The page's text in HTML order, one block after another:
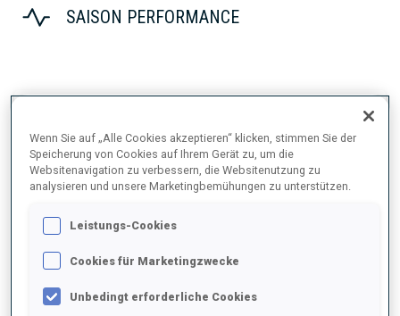
SAISON PERFORMANCE
PERFORMANCE
SKIZEIT HINTER DER SPITZE
LIEGENDSCHIESSEN
Wenn Sie auf „Alle Cookies akzeptieren“ klicken, stimmen Sie der
Speicherung von Cookies auf Ihrem Gerät zu, um die
Websitenavigation zu verbessern, die Websitenutzung zu
analysieren und unsere Marketingbemühungen zu unterstützen.
Leistungs-Cookies
Cookies für Marketingzwecke
Unbedingt erforderliche Cookies